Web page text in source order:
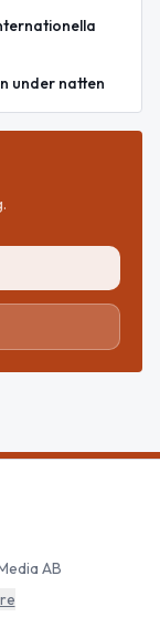
under natten
AB